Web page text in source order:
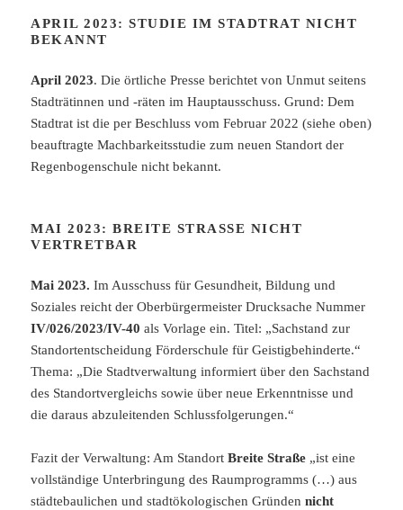
APRIL 2023: STUDIE IM STADTRAT NICHT
BEKANNT
April 2023. Die örtliche Presse berichtet von Unmut seitens
Stadträtinnen und -räten im Hauptausschuss. Grund: Dem
Stadtrat ist die per Beschluss vom Februar 2022 (siehe oben)
beauftragte Machbarkeitsstudie zum neuen Standort der
Regenbogenschule nicht bekannt.
MAI 2023: BREITE STRASSE NICHT V
ERTRETBAR
Mai 2023. Im Ausschuss für Gesundheit, Bildung und
Soziales reicht der Oberbürgermeister Drucksache Nummer
IV/026/2023/IV-40 als Vorlage ein. Titel: „Sachstand zur
Standortentscheidung Förderschule für Geistigbehinderte.“
Thema: „Die Stadtverwaltung informiert über den Sachstand
des Standortvergleichs sowie über neue Erkenntnisse und
die daraus abzuleitenden Schlussfolgerungen.“
Fazit der Verwaltung: Am StandortBreite Straße „ist eine
vollständige Unterbringung des Raumprogramms (…) aus
städtebaulichen und stadtökologischen Gründennicht